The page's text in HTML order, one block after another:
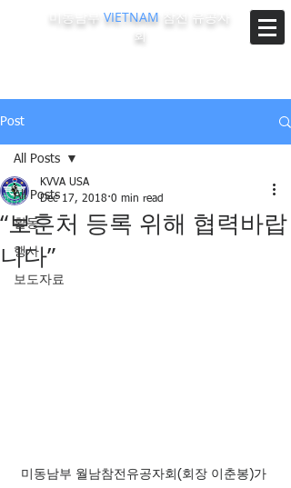
미동남부 VIETNAM 참전 유공자
회
Post
All Posts
활동
행사
보도자료
All Posts
“보훈처 등록 위해 협력바랍
니다”
KVVA USA
Dec 17, 2018 0 min read
미동남부 월남참전유공자회(회장 이춘봉)가